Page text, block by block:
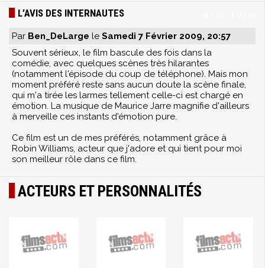
L’AVIS DES INTERNAUTES
Par Ben_DeLarge le Samedi 7 Février 2009, 20:57
Souvent sérieux, le film bascule des fois dans la
comédie, avec quelques scènes très hilarantes
(notamment l'épisode du coup de téléphone). Mais mon
moment préféré reste sans aucun doute la scène finale,
qui m'a tirée les larmes tellement celle-ci est chargé en
émotion. La musique de Maurice Jarre magnifie d'ailleurs
à merveille ces instants d'émotion pure.
Ce film est un de mes préférés, notamment grâce à
Robin Williams, acteur que j'adore et qui tient pour moi
son meilleur rôle dans ce film.
ACTEURS ET PERSONNALITÉS